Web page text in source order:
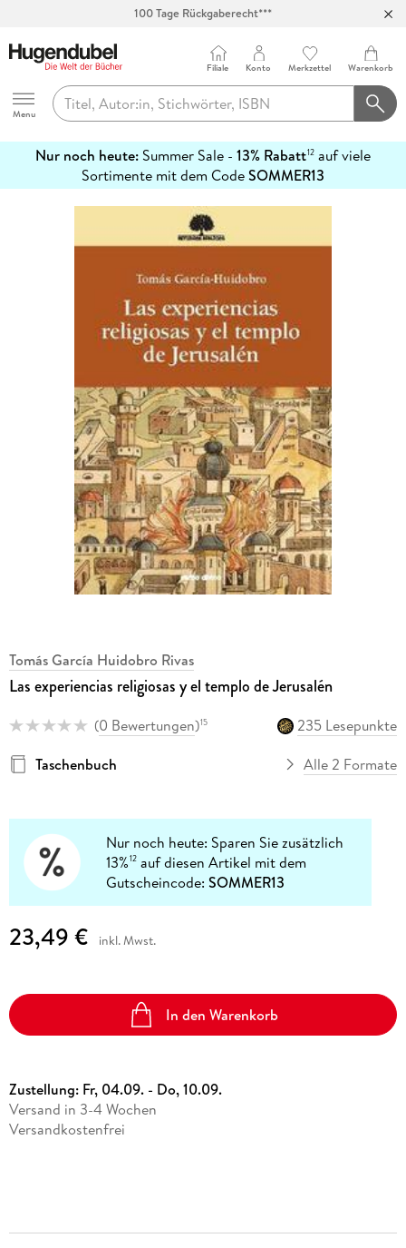
100 Tage Rückgaberecht***
Hugendubel
Menu
Filiale Konto Merkzettel Warenkorb
Nur noch heute: Summer Sale - 13% Rabatt12 auf viele
Sortimente mit dem CodeSOMMER13
erfahren
Tomás García Huidobro Rivas
Las experiencias religiosas y el templo de Jerusalén
(0 Bewertungen)15
235 Lesepunkte
Taschenbuch
Alle 2 Formate
Nur noch heute: Sparen Sie zusätzlich
13%12 auf diesen Artikel mit dem
Gutscheincode:SOMMER13
23,49 € inkl. Mwst.
In den Warenkorb
Zustellung: Fr, 04.09. - Do, 10.09.
Versand in 3-4 Wochen
Versandkostenfrei